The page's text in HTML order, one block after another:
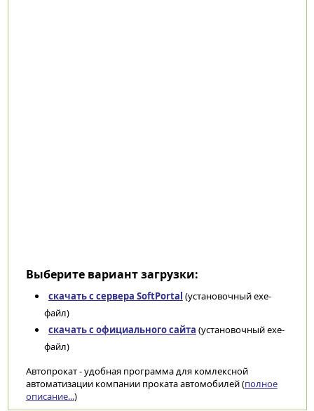
Выберите вариант загрузки:
скачать с сервера SoftPortal (установочный exe-
файл)
скачать с официального сайта (установочный exe-
файл)
Автопрокат - удобная программа для комлексной
автоматизации компании проката автомобилей (полное
описание...)